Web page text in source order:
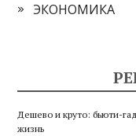
ЭКОНОМИКА
Дешево и круто: бьюти-
жизнь